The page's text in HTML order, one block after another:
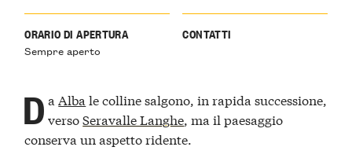
ORARIO DI APERTURA
Sempre aperto
CONTATTI
D aAlba le colline salgono, in rapida successione,
versoSeravalle Langhe, ma il paesaggio
conserva un aspetto ridente.